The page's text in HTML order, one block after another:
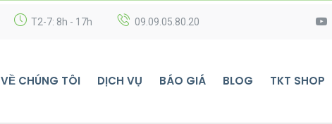
T2-7: 8h - 17h 09.09.05.80.20
VỀ CHÚNG TÔI DỊCH VỤ BÁO GIÁ BLOG TKT SHOP